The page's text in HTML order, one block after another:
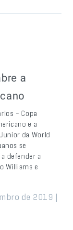
a
– Copa
e a
da World
se
defender a
Williams e
de 2019 |